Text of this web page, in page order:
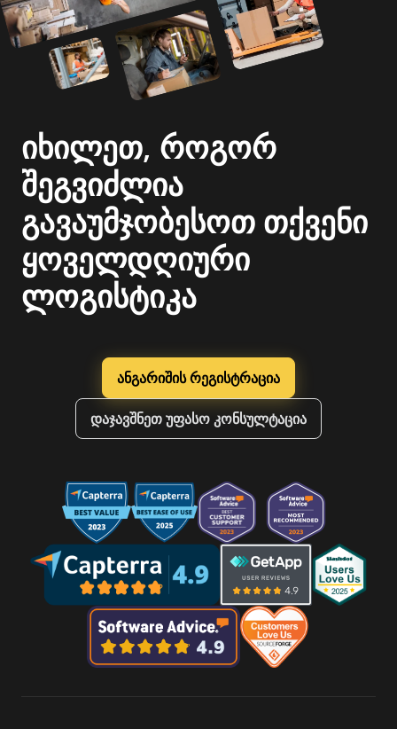
იხილეთ, როგორ
შეგვიძლია
გავაუმჯობესოთ თქვენი
ყოველდღიური
ლოგისტიკა
ანგარიშის რეგისტრაცია
დაჯავშნეთ უფასო კონსულტაცია